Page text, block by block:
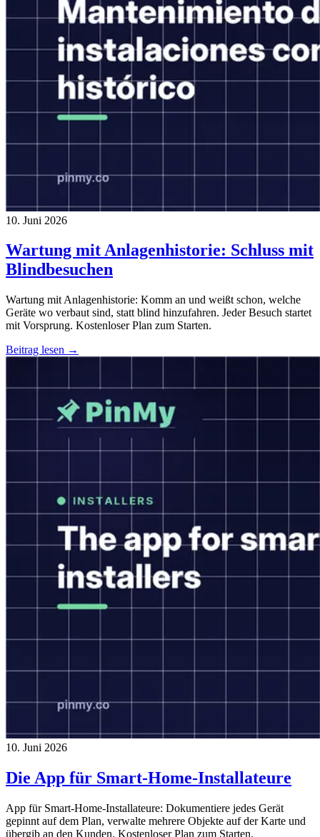
10. Juni 2026
Wartung mit Anlagenhistorie: Schluss mit
Blindbesuchen
Wartung mit Anlagenhistorie: Komm an und weißt schon, welche
Geräte wo verbaut sind, statt blind hinzufahren. Jeder Besuch startet
mit Vorsprung. Kostenloser Plan zum Starten.
Beitrag lesen →
10. Juni 2026
Die App für Smart-Home-Installateure
App für Smart-Home-Installateure: Dokumentiere jedes Gerät
gepinnt auf dem Plan, verwalte mehrere Objekte auf der Karte und
übergib an den Kunden. Kostenloser Plan zum Starten.